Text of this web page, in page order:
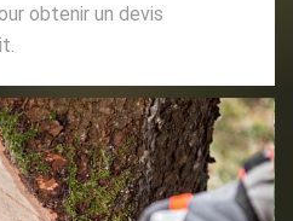
obtenir un devis